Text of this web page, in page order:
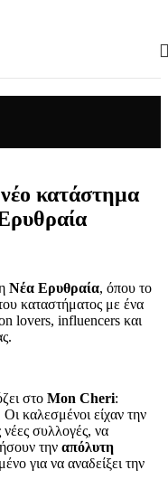
κατάστημα
Νέα Ερυθραία, όπου το
καταστήματος με ένα
lovers, influencers και
στο Mon Cheri:
καλεσμένοι είχαν την
συλλογές, να
την απόλυτη
για να αναδείξει την